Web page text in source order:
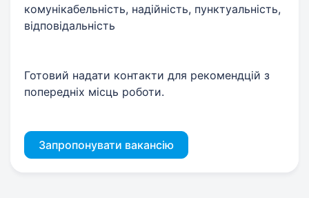
комунікабельність, надійність, пунктуальність,
відповідальність
Готовий надати контакти для рекомендцій з
попередніх місць роботи.
Запропонувати вакансію